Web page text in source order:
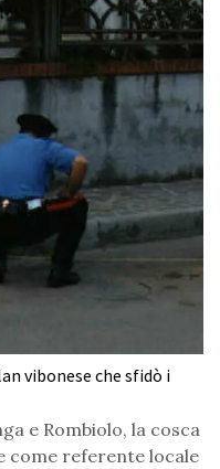
vibonese che sfidò i
e Rombiolo, la cosca
come referente locale